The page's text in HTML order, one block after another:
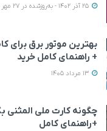
بهترین موتور برق برای
+ راهنمای کامل خرید
چگونه کارت ملی المثنی
+راهنمای کامل